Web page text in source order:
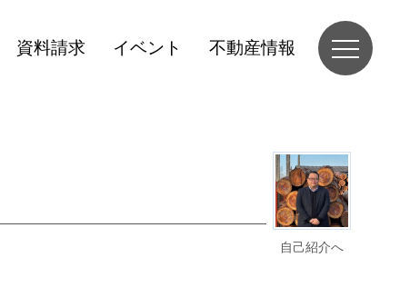
資料請求 イベント 不動産情報
自己紹介へ